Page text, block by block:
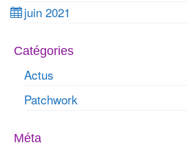
juin 2021
Catégories
Actus
Patchwork
Méta